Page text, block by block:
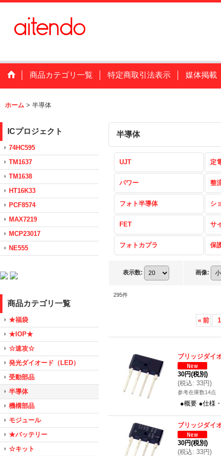
商品カテゴリ一覧 特定商取引法表示 媒体掲載
ホーム > 半導体
ICプロジェクト
74HC595
TM1637
TM1638
HT16K33
PCF8574
MAX7219
MCP23017
NE555
商品カテゴリ一覧
★福袋
★IOP★
☆速攻☆
発光ダイオード（LED）
受動部品
半導体
機構部品
モジュール
★バッテリー
☆キット
半導体
UJT 定
パワー 整
フォト半導体 シ
FET サ
フォトカプラ 保
表示数: 画像:
295件
« 前 1
ブリッジダイ
30円(税別)
(税込: 33円)
参考在庫数14点
●概要 ●仕様
ブリッジダイ
30円(税別)
(税込: 33円)